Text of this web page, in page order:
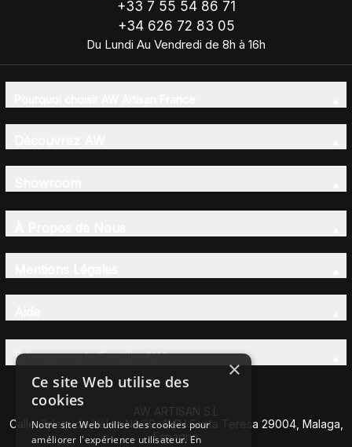
+33 7 55 54 86 71
+34 626 72 83 05
Du Lundi Au Vendredi de 8h à 16h
Découvrez la Famille AW
AW ARTISAN S.L
Calle Caleta de Vélez Nº 39-41 P.I Santa Teresa 29004, Malaga,
Espagne
×
Ce site Web utilise des
cookies
Notre site Web utilise des cookies pour
améliorer l'expérience utilisateur. En